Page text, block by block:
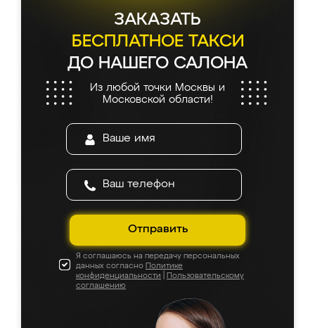
ЗАКАЗАТЬ
БЕСПЛАТНОЕ ТАКСИ
ДО НАШЕГО САЛОНА
Из любой точки Москвы и
Московской области!
Отправить
Я соглашаюсь на передачу персональных
данных согласно Политике
конфиденциальности
Пользовательскому
соглашению